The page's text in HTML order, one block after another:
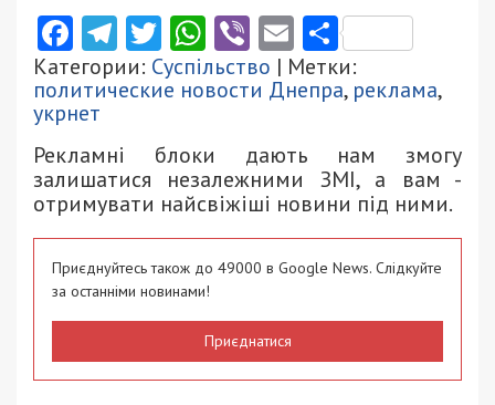
Facebook
Telegram
Twitter
WhatsApp
ViberEmail
Категории: Суспільство | Метки:
политические новости Днепра, реклама,
укрнет
Рекламні блоки дають нам змогу
залишатися незалежними ЗМІ, а вам -
отримувати найсвіжіші новини під ними.
Приєднуйтесь також до 49000 в Google News. Слідкуйте
за останніми новинами!
Приєднатися